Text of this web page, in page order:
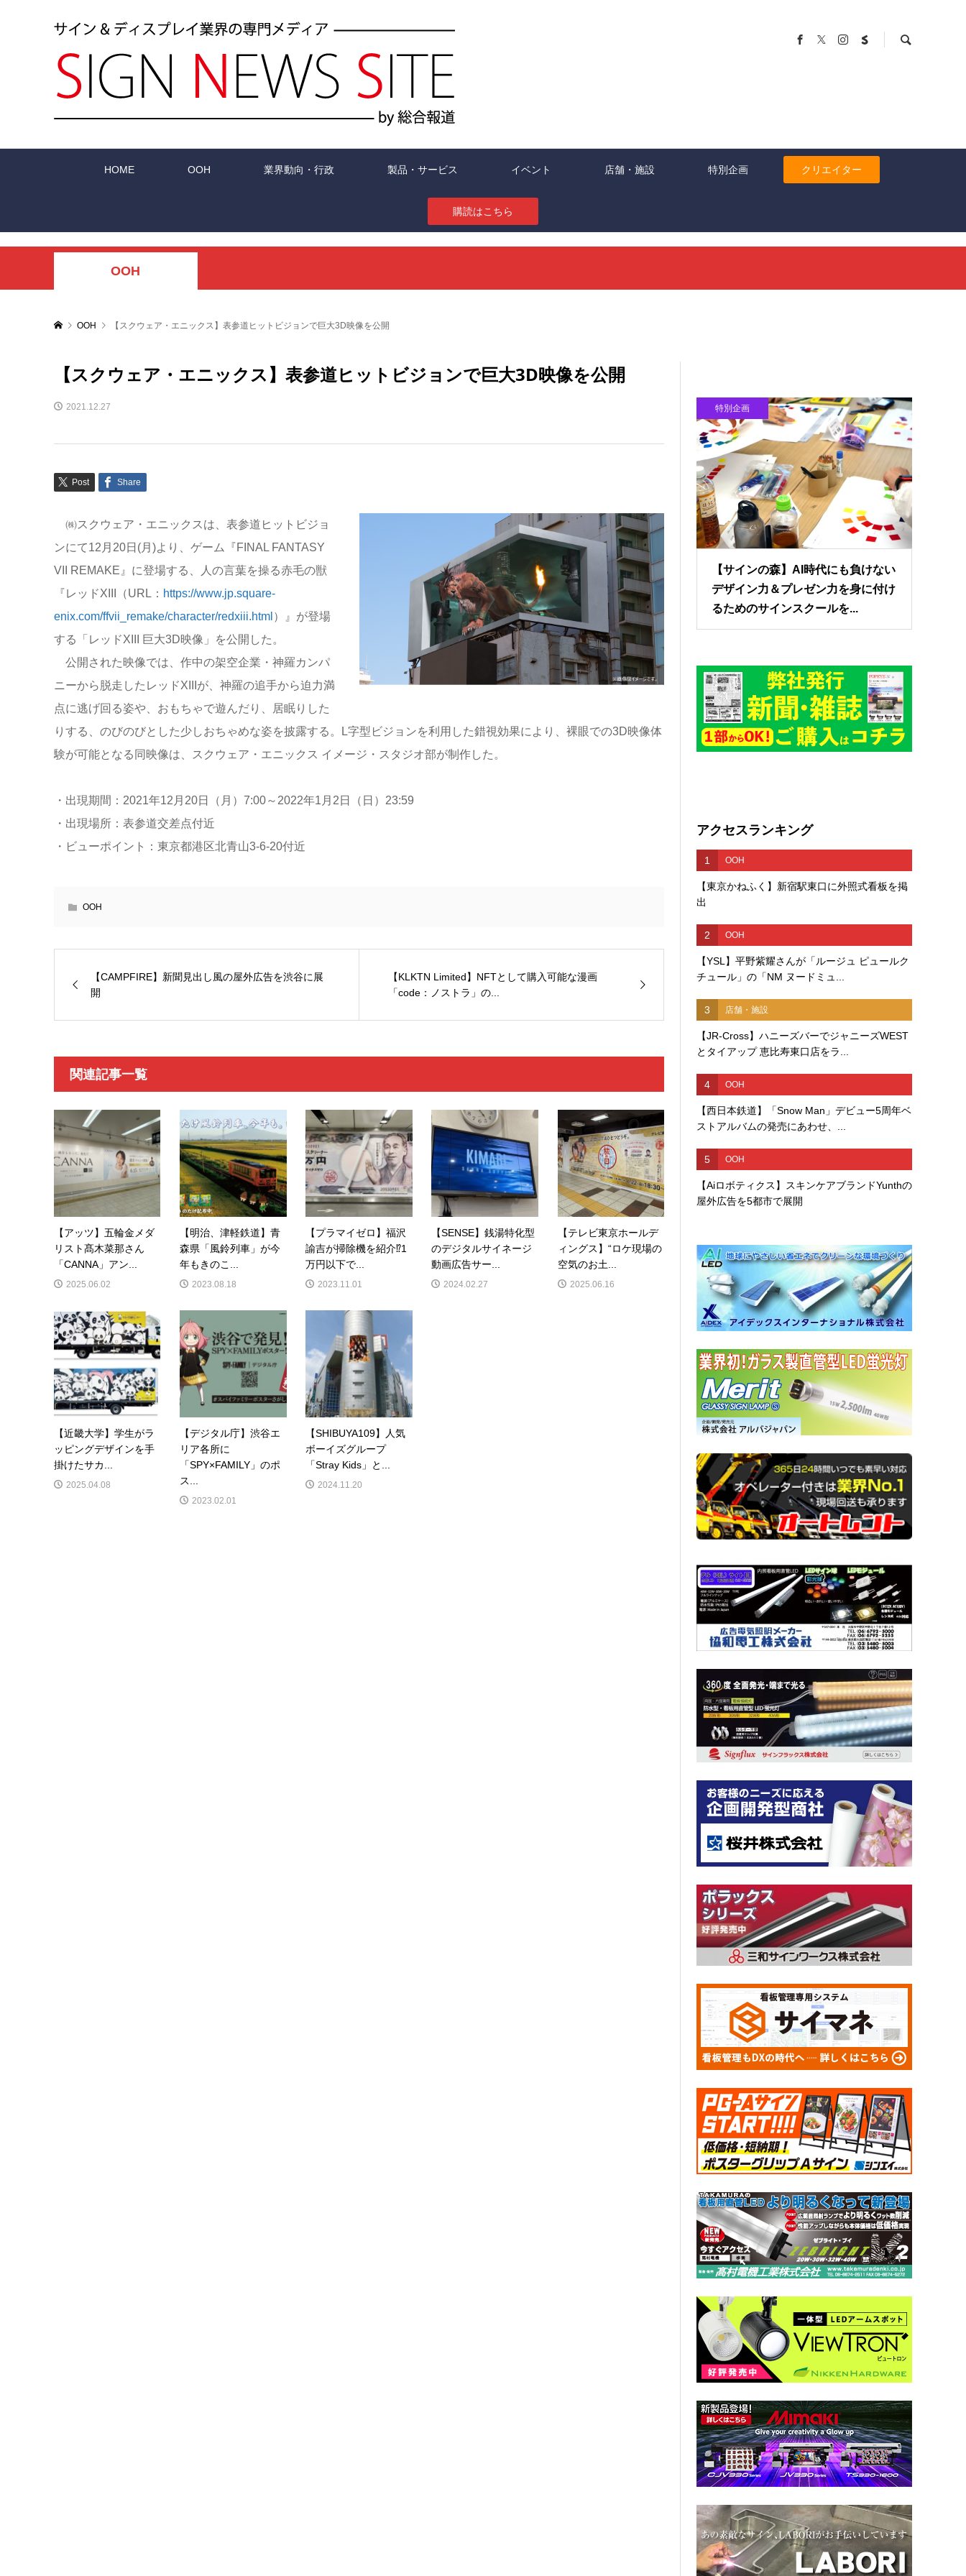
HOME OOH 業界動向・行政 製品・サービス イベント 店舗・施設 特別企画 クリエイター
購読はこちら
OOH
OOH 【スクウェア・エニックス】表参道ヒットビジョンで巨大3D映像を公開
【スクウェア・エニックス】表参道ヒットビジョンで巨大3D映像を公開
2021.12.27
Post Share
㈱スクウェア・エニックスは、表参道ヒットビジョ
ンにて12月20日(月)より、ゲーム『FINAL FANTASY
VII REMAKE』に登場する、人の言葉を操る赤毛の獣
『レッドXIII（URL： https://www.jp.square-
enix.com/ffvii_remake/character/redxiii.html ）』が登場
する「レッドXIII 巨大3D映像」を公開した。
公開された映像では、作中の架空企業・神羅カンパ
ニーから脱走したレッドXIIIが、神羅の追手から迫力満
点に逃げ回る姿や、おもちゃで遊んだり、居眠りした
りする、のびのびとした少しおちゃめな姿を披露する。L字型ビジョンを利用した錯視効果により、裸眼での3D映像体
験が可能となる同映像は、スクウェア・エニックス イメージ・スタジオ部が制作した。
・出現期間：2021年12月20日（月）7:00～2022年1月2日（日）23:59
・出現場所：表参道交差点付近
・ビューポイント：東京都港区北青山3-6-20付近
OOH
【CAMPFIRE】新聞見出し風の屋外広告を渋谷に展
開
【KLKTN Limited】NFTとして購入可能な漫画
「code：ノストラ」の...
関連記事一覧
【アッツ】五輪金メダ
リスト髙木菜那さん
「CANNA」アン...
2025.06.02
【明治、津軽鉄道】青
森県「風鈴列車」が今
年もきのこ...
2023.08.18
【プラマイゼロ】福沢
諭吉が掃除機を紹介⁉1
万円以下で...
2023.11.01
【SENSE】銭湯特化型
のデジタルサイネージ
動画広告サー...
2024.02.27
【テレビ東京ホールデ
ィングス】“ロケ現場の
空気のお土...
2025.06.16
【近畿大学】学生がラ
ッピングデザインを手
掛けたサカ...
2025.04.08
【デジタル庁】渋谷エ
リア各所に
「SPY×FAMILY」のポ
ス...
2023.02.01
【SHIBUYA109】人気
ボーイズグループ
「Stray Kids」と...
2024.11.20
特別企画
【サインの森】AI時代にも負けない
デザイン力＆プレゼン力を身に付け
るためのサインスクールを...
アクセスランキング
1 OOH
【東京かねふく】新宿駅東口に外照式看板を掲
出
2 OOH
【YSL】平野紫耀さんが「ルージュ ピュールク
チュール」の「NM ヌードミュ...
3 店舗・施設
【JR-Cross】ハニーズバーでジャニーズWEST
とタイアップ 恵比寿東口店をラ...
4 OOH
【西日本鉄道】「Snow Man」デビュー5周年ベ
ストアルバムの発売にあわせ、...
5 OOH
【Aiロボティクス】スキンケアブランドYunthの
屋外広告を5都市で展開